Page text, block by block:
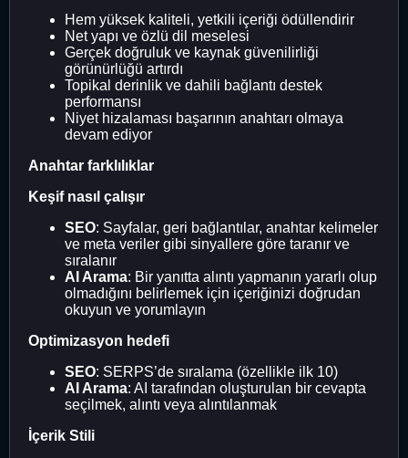
Hem yüksek kaliteli, yetkili içeriği ödüllendirir
Net yapı ve özlü dil meselesi
Gerçek doğruluk ve kaynak güvenilirliği
görünürlüğü artırdı
Topikal derinlik ve dahili bağlantı destek
performansı
Niyet hizalaması başarının anahtarı olmaya
devam ediyor
Anahtar farklılıklar
Keşif nasıl çalışır
SEO: Sayfalar, geri bağlantılar, anahtar kelimeler
ve meta veriler gibi sinyallere göre taranır ve
sıralanır
AI Arama: Bir yanıtta alıntı yapmanın yararlı olup
olmadığını belirlemek için içeriğinizi doğrudan
okuyun ve yorumlayın
Optimizasyon hedefi
SEO: SERPS’de sıralama (özellikle ilk 10)
AI Arama: AI tarafından oluşturulan bir cevapta
seçilmek, alıntı veya alıntılanmak
İçerik Stili